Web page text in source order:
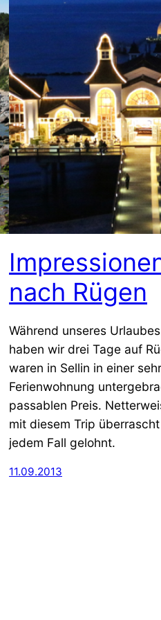
nach Rügen
Während unseres
haben wir drei Tage auf
waren in Sellin in einer
Ferienwohnung
passablen Preis.
mit diesem Trip
jedem Fall gelohnt.
11.09.2013